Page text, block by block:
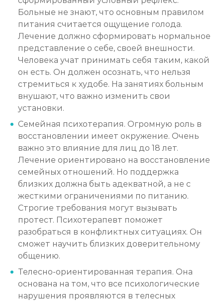
Больные не знают, что основным правилом
питания считается ощущение голода.
Лечение должно сформировать нормальное
представление о себе, своей внешности.
Человека учат принимать себя таким, какой
он есть. Он должен осознать, что нельзя
стремиться к худобе. На занятиях больным
внушают, что важно изменить свои
установки.
Семейная психотерапия. Огромную роль в
восстановлении имеет окружение. Очень
важно это влияние для лиц до 18 лет.
Лечение ориентировано на восстановление
семейных отношений. Но поддержка
близких должна быть адекватной, а не с
жесткими ограничениями по питанию.
Строгие требования могут вызывать
протест. Психотерапевт поможет
разобраться в конфликтных ситуациях. Он
сможет научить близких доверительному
общению.
Телесно-ориентированная терапия. Она
основана на том, что все психологические
нарушения проявляются в телесных